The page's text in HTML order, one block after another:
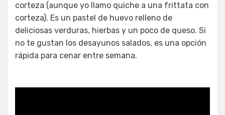
corteza (aunque yo llamo quiche a una frittata con
corteza). Es un pastel de huevo relleno de
deliciosas verduras, hierbas y un poco de queso. Si
no te gustan los desayunos salados, es una opción
rápida para cenar entre semana.